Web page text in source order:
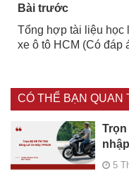
Bài trước
Tổng hợp tài liệu học
xe ô tô HCM (Có đáp
CÓ THỂ BẠN QUAN
Trọn
5